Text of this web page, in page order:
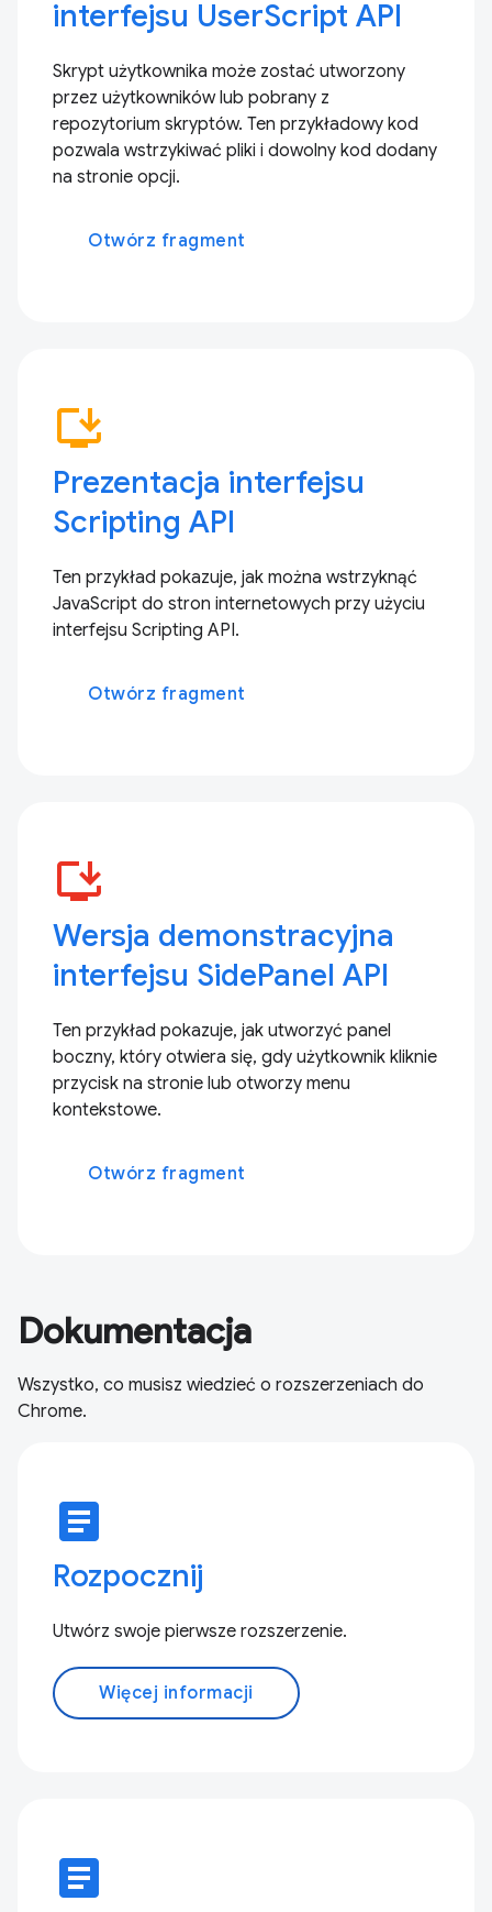
interfejsu UserScript API
Skrypt użytkownika może zostać utworzony
przez użytkowników lub pobrany z
repozytorium skryptów. Ten przykładowy kod
pozwala wstrzykiwać pliki i dowolny kod dodany
na stronie opcji.
Otwórz fragment
install_desktop
Prezentacja interfejsu
Scripting API
Ten przykład pokazuje, jak można wstrzyknąć
JavaScript do stron internetowych przy użyciu
interfejsu Scripting API.
Otwórz fragment
install_desktop
Wersja demonstracyjna
interfejsu SidePanel API
Ten przykład pokazuje, jak utworzyć panel
boczny, który otwiera się, gdy użytkownik kliknie
przycisk na stronie lub otworzy menu
kontekstowe.
Otwórz fragment
Dokumentacja
Wszystko, co musisz wiedzieć o rozszerzeniach do
Chrome.
article
Rozpocznij
Utwórz swoje pierwsze rozszerzenie.
Więcej informacji
article